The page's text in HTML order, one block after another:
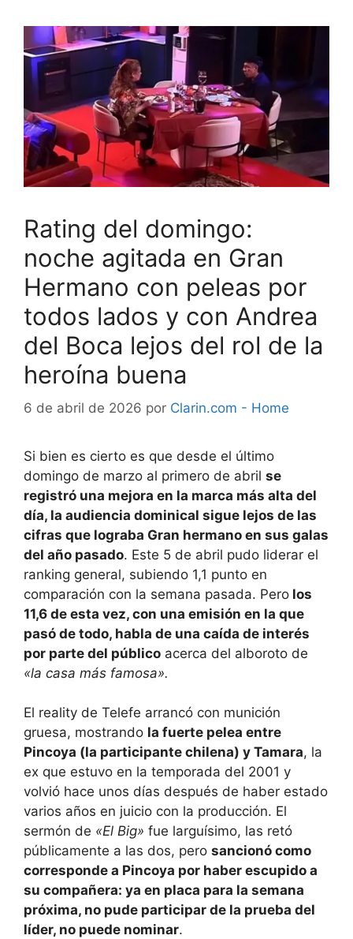
Rating del domingo:
noche agitada en Gran
Hermano con peleas por
todos lados y con Andrea
del Boca lejos del rol de la
heroína buena
6 de abril de 2026 por Clarin.com - Home
Si bien es cierto es que desde el último
domingo de marzo al primero de abril se
registró una mejora en la marca más alta del
día, la audiencia dominical sigue lejos de las
cifras que lograba Gran hermano en sus galas
del año pasado. Este 5 de abril pudo liderar el
ranking general, subiendo 1,1 punto en
comparación con la semana pasada. Pero los
11,6 de esta vez, con una emisión en la que
pasó de todo, habla de una caída de interés
por parte del público acerca del alboroto de
«la casa más famosa».
El reality de Telefe arrancó con munición
gruesa, mostrando la fuerte pelea entre
Pincoya (la participante chilena) y Tamara, la
ex que estuvo en la temporada del 2001 y
volvió hace unos días después de haber estado
varios años en juicio con la producción. El
sermón de «El Big» fue larguísimo, las retó
públicamente a las dos, pero sancionó como
corresponde a Pincoya por haber escupido a
su compañera: ya en placa para la semana
próxima, no pude participar de la prueba del
líder, no puede nominar.